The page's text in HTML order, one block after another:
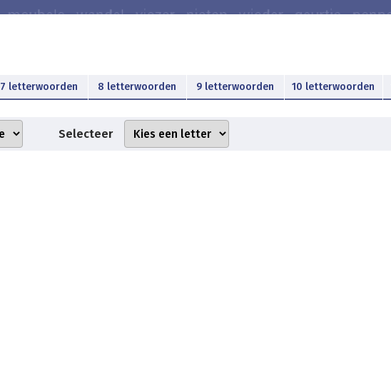
7 letterwoorden 8 letterwoorden 9 letterwoorden 10 letterwoorden
Selecteer